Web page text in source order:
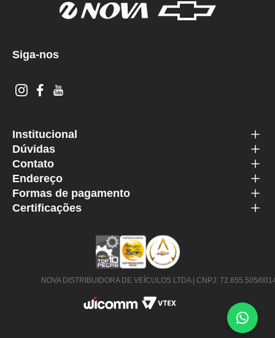
Siga-nos
Institucional
Dúvidas
Contato
Endereço
Formas de pagamento
Certificações
NOVA DISTRIBUIDORA DE VEÍCULOS LTDA | CNPJ: 72.855.505/